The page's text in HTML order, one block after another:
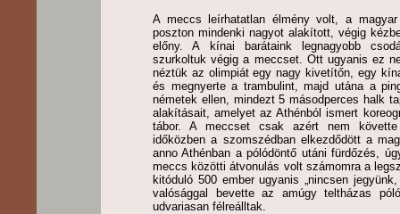
A meccs leírhatatlan élmény volt, a
poszton mindenki nagyot alakított, végig
előny. A kínai barátaink legnagyobb
szurkoltuk végig a meccset. Ott ugyanis ez
néztük az olimpiát egy nagy kivetítőn, egy
és megnyerte a trambulint, majd utána a
németek ellen, mindezt 5 másodperces halk
alakításait, amelyet az Athénból ismert
tábor. A meccset csak azért nem
időközben a szomszédban elkezdődött a
anno Athénban a pólódöntő utáni fürdőzés,
meccs közötti átvonulás volt számomra a
kitóduló 500 ember ugyanis „nincsen
valósággal bevette az amúgy teltházas
udvariasan félreálltak.